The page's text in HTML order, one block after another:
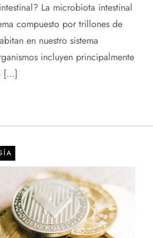
La microbiota intestinal
compuesto por trillones de
en nuestro sistema
incluyen principalmente
[…]